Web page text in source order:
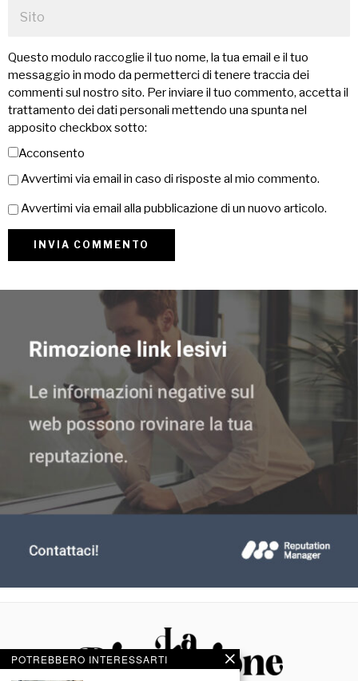
Questo modulo raccoglie il tuo nome, la tua email e il tuo
messaggio in modo da permetterci di tenere traccia dei
commenti sul nostro sito. Per inviare il tuo commento, accetta il
trattamento dei dati personali mettendo una spunta nel
apposito checkbox sotto:
Acconsento
Avvertimi via email in caso di risposte al mio commento.
Avvertimi via email alla pubblicazione di un nuovo articolo.
POTREBBERO INTERESSARTI